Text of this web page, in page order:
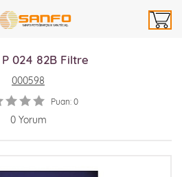
024 82B Filtre
000598
Puan: 0
0 Yorum